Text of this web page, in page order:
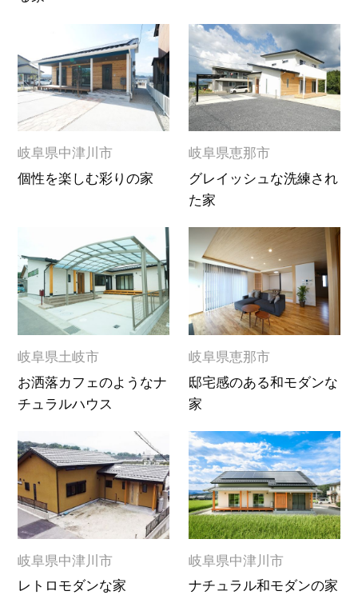
岐阜県中津川市
個性を楽しむ彩りの家
岐阜県恵那市
グレイッシュな洗練され
た家
岐阜県土岐市
お洒落カフェのようなナ
チュラルハウス
岐阜県恵那市
邸宅感のある和モダンな
家
岐阜県中津川市
レトロモダンな家
岐阜県中津川市
ナチュラル和モダンの家